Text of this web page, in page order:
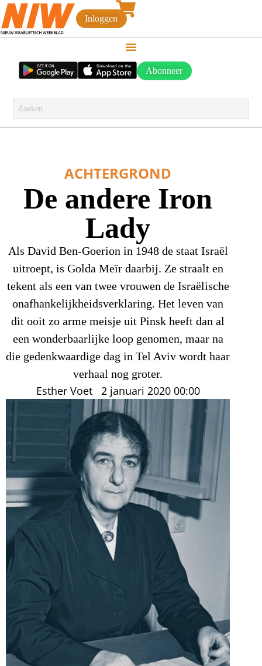
Inloggen
Abonneer
ACHTERGROND
De andere Iron
Lady
Als David Ben-Goerion in 1948 de staat Israël
uitroept, is Golda Meïr daarbij. Ze straalt en
tekent als een van twee vrouwen de Israëlische
onafhankelijkheidsverklaring. Het leven van
dit ooit zo arme meisje uit Pinsk heeft dan al
een wonderbaarlijke loop genomen, maar na
die gedenkwaardige dag in Tel Aviv wordt haar
verhaal nog groter.
Esther Voet 2 januari 2020 00:00